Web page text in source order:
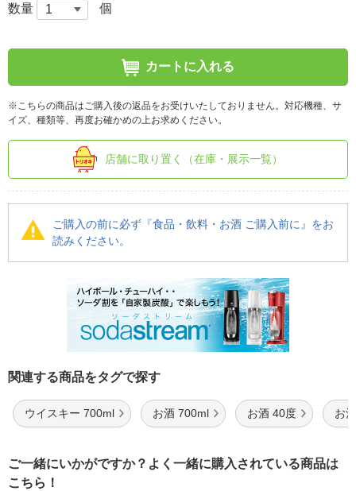
数量 個
カートに入れる
※こちらの商品はご購入後の返品をお受けいたしておりません。対応機種、サ
イズ、種類等、再度お確かめの上お求めください。
店舗に取り置く（在庫・展示一覧）
ご購入の前に必ず『食品・飲料・お酒 ご購入前に』をお
読みください。
関連する商品をタグで探す
ウイスキー 700ml お酒 700ml お酒 40度 お
ご一緒にいかがですか？よく一緒に購入されている商品は
こちら！